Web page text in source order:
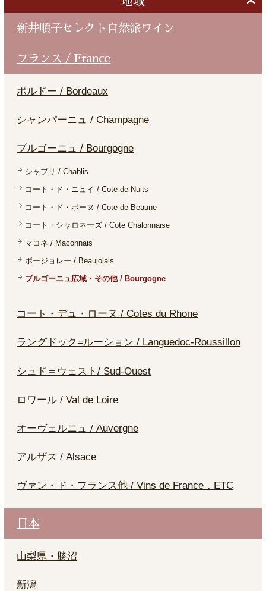
新井順子セレクト自然派ワイン
フランス / France
ボルドー / Bordeaux
シャンパーニュ / Champagne
ブルゴーニュ / Bourgogne
シャブリ / Chablis
コート・ド・ニュイ / Cote de Nuits
コート・ド・ボーヌ / Cote de Beaune
コート・シャロネーズ / Cote Chalonnaise
マコネ / Maconnais
ボージョレー / Beaujolais
ブルゴーニュ広域・その他 / Bourgogne
コート・デュ・ローヌ / Cotes du Rhone
ラングドック=ルーション / Languedoc-Roussillon
シュド＝ウェスト/ Sud-Ouest
ロワール / Val de Loire
オーヴェルニュ / Auvergne
アルザス / Alsace
ヴァン・ド・フランス他 / Vins de France，ETC
日本
山梨県・勝沼
新潟